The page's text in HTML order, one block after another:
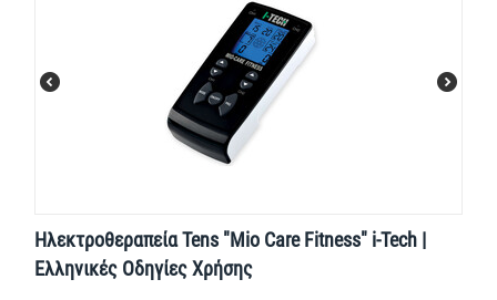
Ηλεκτροθεραπεία Tens "Mio Care Fitness" i-Tech |
Ελληνικές Οδηγίες Χρήσης